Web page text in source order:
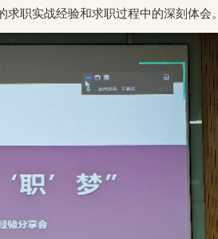
职实战经验和求职过程中的深刻体会。